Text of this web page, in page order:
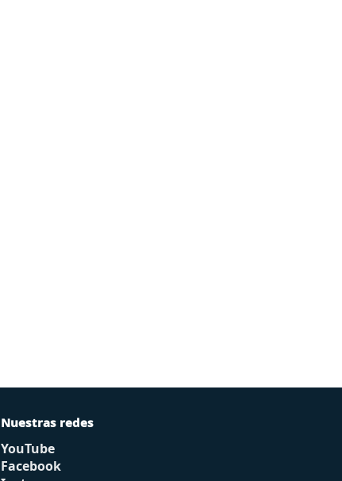
Nuestras redes
YouTube
Facebook